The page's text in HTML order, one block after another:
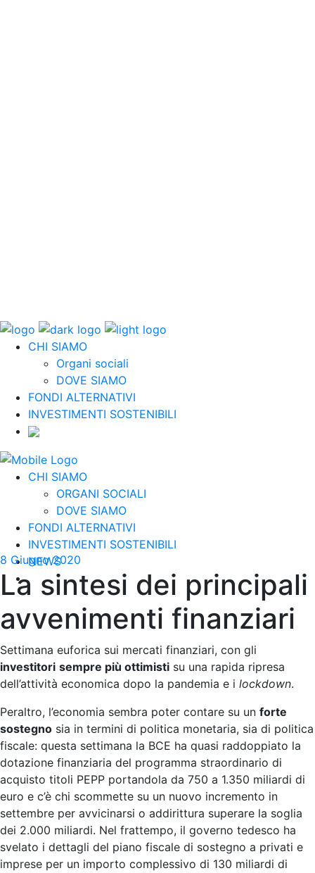
CHI SIAMO
Organi sociali
DOVE SIAMO
FONDI ALTERNATIVI
INVESTIMENTI SOSTENIBILI
CHI SIAMO
ORGANI SOCIALI
DOVE SIAMO
FONDI ALTERNATIVI
INVESTIMENTI SOSTENIBILI
NEWS
8 Giugno 2020
La sintesi dei principali
avvenimenti finanziari
Settimana euforica sui mercati finanziari, con gli
investitori sempre più ottimisti su una rapida ripresa
dell’attività economica dopo la pandemia e i lockdown.
Peraltro, l’economia sembra poter contare su un forte
sostegno sia in termini di politica monetaria, sia di politica
fiscale: questa settimana la BCE ha quasi raddoppiato la
dotazione finanziaria del programma straordinario di
acquisto titoli PEPP portandola da 750 a 1.350 miliardi di
euro e c’è chi scommette su un nuovo incremento in
settembre per avvicinarsi o addirittura superare la soglia
dei 2.000 miliardi. Nel frattempo, il governo tedesco ha
svelato i dettagli del piano fiscale di sostegno a privati e
imprese per un importo complessivo di 130 miliardi di